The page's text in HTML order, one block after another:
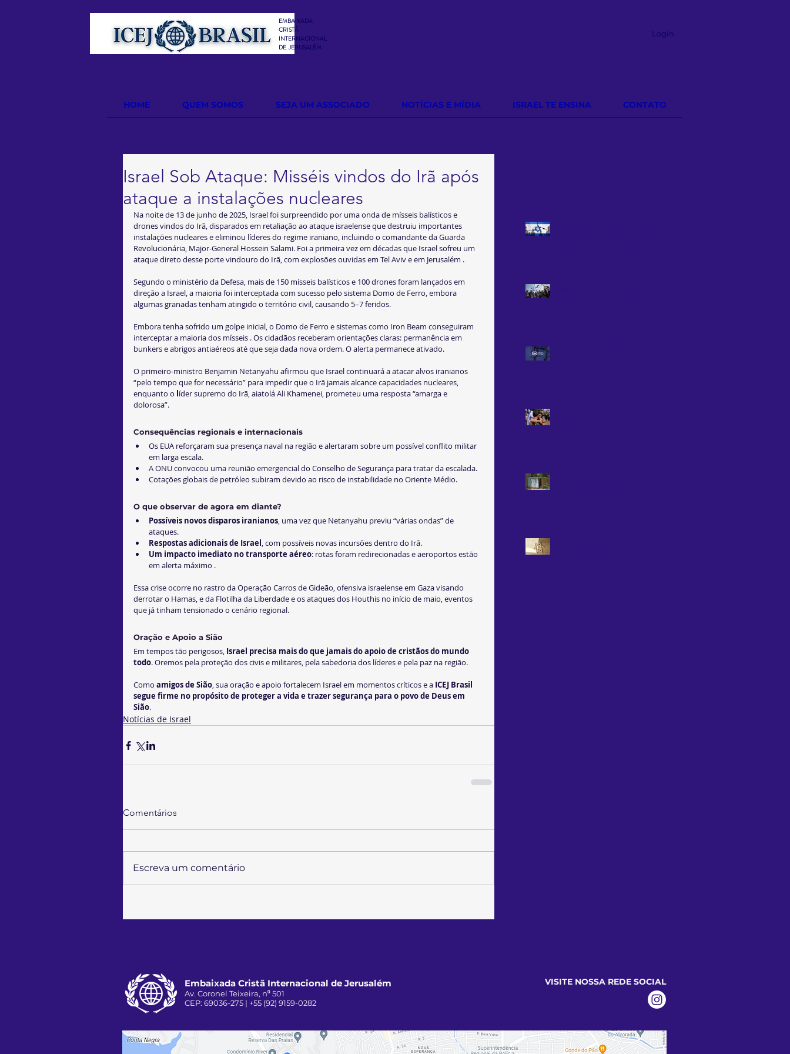
EMBAIXADA
CRISTÃ
INTERNACIONAL
DEJERUSALÉM
Login
HOME QUEM SOMOS SEJA UM ASSOCIADO NOTÍCIAS E MÍDIA ISRAEL TE ENSINA CONTATO
Israel Sob Ataque: Misséis vindos do Irã após
ataque a instalações nucleares
Na noite de 13 de junho de 2025, Israel foi surpreendido por uma onda de mísseis balísticos e
drones vindos do Irã, disparados em retaliação ao ataque israelense que destruiu importantes
instalações nucleares e eliminou líderes do regime iraniano, incluindo o comandante da Guarda
Revolucionária, Major‑General Hossein Salami. Foi a primeira vez em décadas que Israel sofreu um
ataque direto desse porte vindouro do Irã, com explosões ouvidas em Tel Aviv e em Jerusalém .
Segundo o ministério da Defesa, mais de 150 mísseis balísticos e 100 drones foram lançados em
direção a Israel, a maioria foi interceptada com sucesso pelo sistema Domo de Ferro, embora
algumas granadas tenham atingido o território civil, causando 5–7 feridos.
Embora tenha sofrido um golpe inicial, o Domo de Ferro e sistemas como Iron Beam conseguiram
interceptar a maioria dos mísseis . Os cidadãos receberam orientações claras: permanência em
bunkers e abrigos antiaéreos até que seja dada nova ordem. O alerta permanece ativado.
O primeiro‑ministro Benjamin Netanyahu afirmou que Israel continuará a atacar alvos iranianos
“pelo tempo que for necessário” para impedir que o Irã jamais alcance capacidades nucleares,
enquanto o líder supremo do Irã, aiatolá Ali Khamenei, prometeu uma resposta “amarga e
dolorosa”.
Consequências regionais e internacionais
Os EUA reforçaram sua presença naval na região e alertaram sobre um possível conflito militar
em larga escala.
A ONU convocou uma reunião emergencial do Conselho de Segurança para tratar da escalada.
Cotações globais de petróleo subiram devido ao risco de instabilidade no Oriente Médio.
O que observar de agora em diante?
Possíveis novos disparos iranianos, uma vez que Netanyahu previu “várias ondas” de
ataques.
Respostas adicionais de Israel, com possíveis novas incursões dentro do Irã.
Um impacto imediato no transporte aéreo: rotas foram redirecionadas e aeroportos estão
em alerta máximo .
Essa crise ocorre no rastro da Operação Carros de Gideão, ofensiva israelense em Gaza visando
derrotar o Hamas, e da Flotilha da Liberdade e os ataques dos Houthis no início de maio, eventos
que já tinham tensionado o cenário regional.
Oração e Apoio a Sião
Em tempos tão perigosos, Israel precisa mais do que jamais do apoio de cristãos do mundo
todo. Oremos pela proteção dos civis e militares, pela sabedoria dos líderes e pela paz na região.
Como amigos de Sião, sua oração e apoio fortalecem Israel em momentos críticos e a ICEJ Brasil
segue firme no propósito de proteger a vida e trazer segurança para o povo de Deus em
Sião.
Notícias de Israel
Comentários
Escreva um comentário
Embaixada Cristã Internacional de Jerusalém
Av. Coronel Teixeira, n⁰ 501
CEP: 69036-275 | +55 (92) 9159-0282
VISITE NOSSA REDE SOCIAL